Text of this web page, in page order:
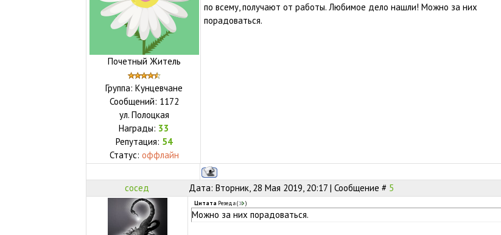
Почетный Житель
Группа: Кунцевчане
Сообщений: 1172
ул. Полоцкая
Награды: 33
Репутация: 54
Статус: оффлайн
по всему, получают от работы. Любимое дело нашли! Можно за них
порадоваться.
сосед Дата: Вторник, 28 Мая 2019, 20:17 | Сообщение # 5
Цитата Резеда( )
Можно за них порадоваться.